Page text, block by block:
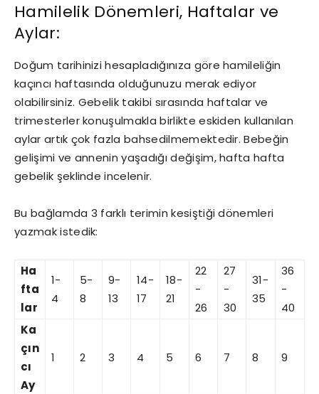
Hamilelik Dönemleri, Haftalar ve
Aylar:
Doğum tarihinizi hesapladığınıza göre hamileliğin
kaçıncı haftasında olduğunuzu merak ediyor
olabilirsiniz. Gebelik takibi sırasında haftalar ve
trimesterler konuşulmakla birlikte eskiden kullanılan
aylar artık çok fazla bahsedilmemektedir. Bebeğin
gelişimi ve annenin yaşadığı değişim, hafta hafta
gebelik şeklinde incelenir.
Bu bağlamda 3 farklı terimin kesiştiği dönemleri
yazmak istedik:
Ha
fta
lar
1-
4
5-
8
9-
13
14-
17
18-
21
22
-
26
27
-
30
31-
35
36
-
40
Ka
çın
cı
Ay
1 2 3 4 5 6 7 8 9